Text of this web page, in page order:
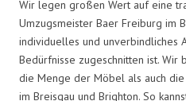
Wir legen großen Wert auf eine
Umzugsmeister Baer Freiburg im
individuelles und unverbindliches
Bedürfnisse zugeschnitten ist. Wir
die Menge der Möbel als auch
im Breisgau und Brighton. So